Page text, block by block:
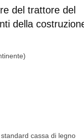
del trattore del
della
tira il
cassa di legno